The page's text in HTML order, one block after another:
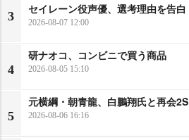
3
セイレーン役声優、選考理由を告白
2026-08-07 12:00
4
研ナオコ、コンビニで買う商品
2026-08-05 15:10
5
元横綱・朝青龍、白鵬翔氏と再会2S
2026-08-06 16:16